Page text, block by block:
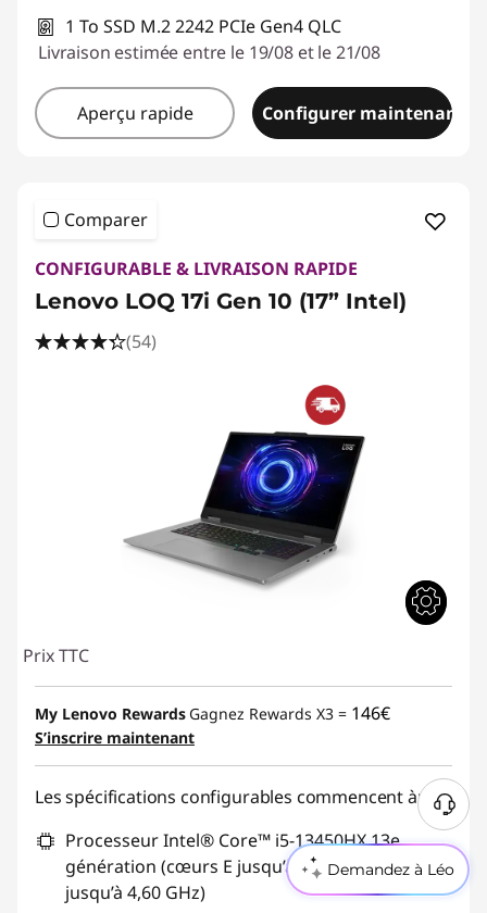
Demandez à Léo
1 To SSD M.2 2242 PCIe Gen4 QLC
Livraison estimée entre le 19/08 et le 21/08
Aperçu rapide Configurer maintenant
Comparer
CONFIGURABLE & LIVRAISON RAPIDE
Lenovo LOQ 17i Gen 10 (17” Intel)
(54)
Prix TTC
My Lenovo Rewards Gagnez Rewards X3 = 146€
S’inscrire maintenant
Les spécifications configurables commencent à:
Processeur Intel® Core™ i5-13450HX 13e
génération (cœurs E jusqu’à 3,40 GHz cœurs P
jusqu’à 4,60 GHz)